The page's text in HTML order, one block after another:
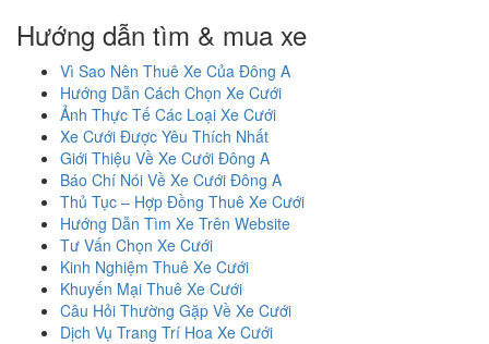
Hướng dẫn tìm & mua xe
Vì Sao Nên Thuê Xe Của Đông A
Hướng Dẫn Cách Chọn Xe Cưới
Ảnh Thực Tế Các Loại Xe Cưới
Xe Cưới Được Yêu Thích Nhất
Giới Thiệu Về Xe Cưới Đông A
Báo Chí Nói Về Xe Cưới Đông A
Thủ Tục – Hợp Đồng Thuê Xe Cưới
Hướng Dẫn Tìm Xe Trên Website
Tư Vấn Chọn Xe Cưới
Kinh Nghiệm Thuê Xe Cưới
Khuyến Mại Thuê Xe Cưới
Câu Hỏi Thường Gặp Về Xe Cưới
Dịch Vụ Trang Trí Hoa Xe Cưới